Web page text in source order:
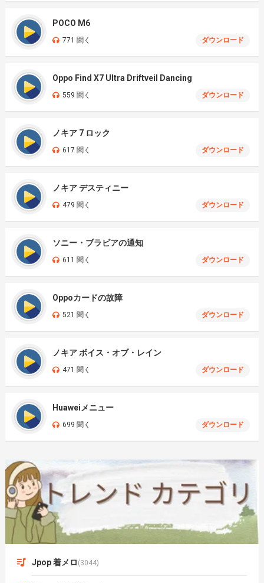
POCO M6
771 聞く ダウンロード
Oppo Find X7 Ultra Driftveil Dancing
559 聞く ダウンロード
ノキア 7 ロック
617 聞く ダウンロード
ノキア デスティニー
479 聞く ダウンロード
ソニー・ブラビアの通知
611 聞く ダウンロード
Oppoカードの故障
521 聞く ダウンロード
ノキア ボイス・オブ・レイン
471 聞く ダウンロード
Huaweiメニュー
699 聞く ダウンロード
Jpop 着メロ (3044)